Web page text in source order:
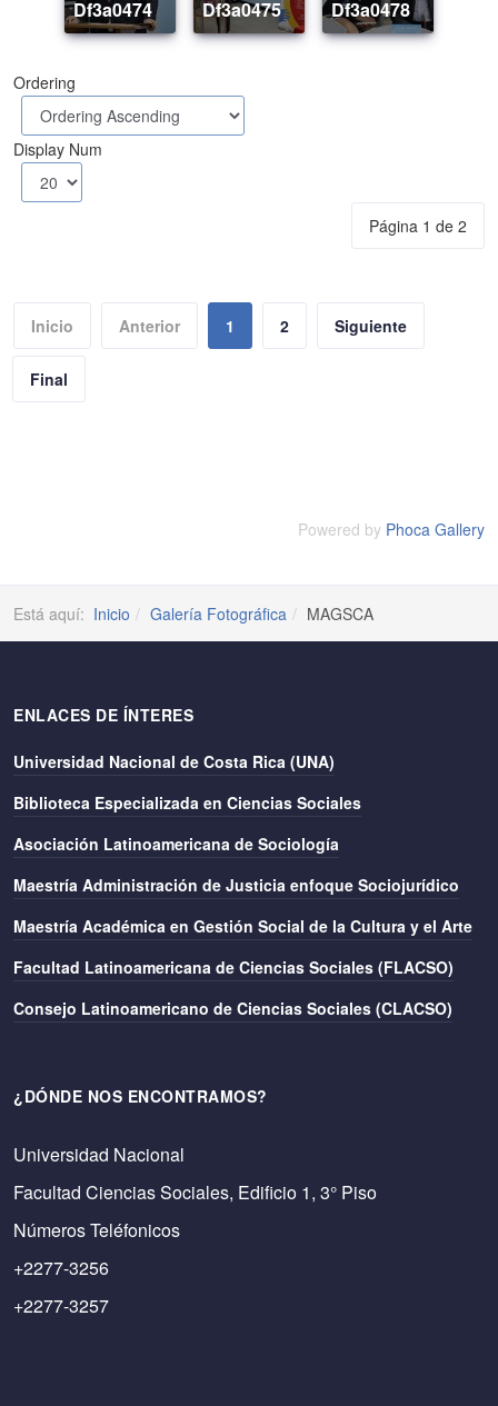
df3a0474 df3a0475 df3a0478
Ordering
Display Num
Página 1 de 2
Inicio Anterior 1 2 Siguiente
Final
Powered by Phoca Gallery
Está aquí: Inicio Galería Fotográfica MAGSCA
ENLACES DE ÍNTERES
Universidad Nacional de Costa Rica (UNA)
Biblioteca Especializada en Ciencias Sociales
Asociación Latinoamericana de Sociología
Maestría Administración de Justicia enfoque Sociojurídico
Maestría Académica en Gestión Social de la Cultura y el Arte
Facultad Latinoamericana de Ciencias Sociales (FLACSO)
Consejo Latinoamericano de Ciencias Sociales (CLACSO)
¿DÓNDE NOS ENCONTRAMOS?
Universidad Nacional
Facultad Ciencias Sociales, Edificio 1, 3° Piso
Números Teléfonicos
+2277-3256
+2277-3257